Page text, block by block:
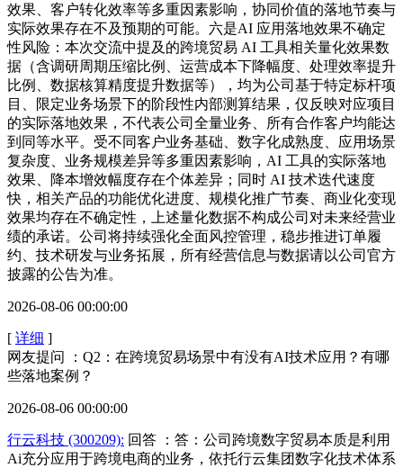
效果、客户转化效率等多重因素影响，协同价值的落地节奏与
实际效果存在不及预期的可能。六是AI 应用落地效果不确定
性风险：本次交流中提及的跨境贸易 AI 工具相关量化效果数
据（含调研周期压缩比例、运营成本下降幅度、处理效率提升
比例、数据核算精度提升数据等），均为公司基于特定标杆项
目、限定业务场景下的阶段性内部测算结果，仅反映对应项目
的实际落地效果，不代表公司全量业务、所有合作客户均能达
到同等水平。受不同客户业务基础、数字化成熟度、应用场景
复杂度、业务规模差异等多重因素影响，AI 工具的实际落地
效果、降本增效幅度存在个体差异；同时 AI 技术迭代速度
快，相关产品的功能优化进度、规模化推广节奏、商业化变现
效果均存在不确定性，上述量化数据不构成公司对未来经营业
绩的承诺。公司将持续强化全面风控管理，稳步推进订单履
约、技术研发与业务拓展，所有经营信息与数据请以公司官方
披露的公告为准。
2026-08-06 00:00:00
[ 详细 ]
网友提问 ：Q2：在跨境贸易场景中有没有AI技术应用？有哪
些落地案例？
2026-08-06 00:00:00
行云科技 (300209): 回答 ：答：公司跨境数字贸易本质是利用
Ai充分应用于跨境电商的业务，依托行云集团数字化技术体系